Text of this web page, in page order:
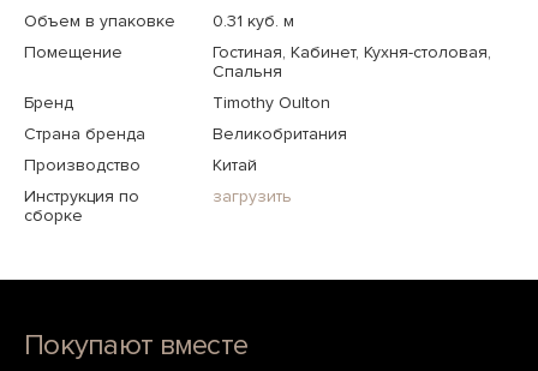
Объем в упаковке
0.31 куб. м
Помещение
Гостиная, Кабинет, Кухня-столовая,
Спальня
Бренд
Timothy Oulton
Страна бренда
Великобритания
Производство
Китай
Инструкция по
сборке
загрузить
Покупают вместе